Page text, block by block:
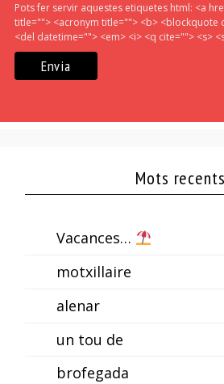
Pots fer servir aquestes etiquetes html: <a
title=""> <acronym title=""> <b> <blockquote
<del datetime=""> <em> <i> <q cite=""> <s>
Mots recents
Vacances…
motxillaire
alenar
un tou de
brofegada